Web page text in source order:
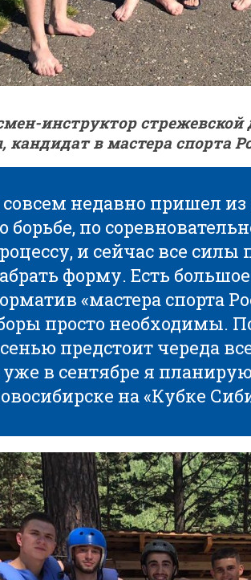
инструктор
кандидат в мастера спорта
недавно пришел
борьбе, по
и сейчас все
форму. Есть
«мастера спорта
просто необходимы.
предстоит череда
в сентябре я
на «Кубке